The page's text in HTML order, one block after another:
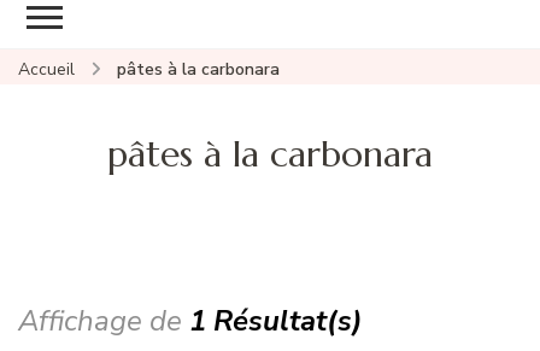
Accueil pâtes à la carbonara
pâtes à la carbonara
Affichage de 1 Résultat(s)